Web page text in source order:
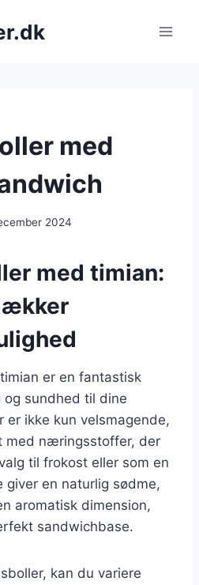
med
2024
med timian:
er en fantastisk
sundhed til dine
er ikke kun velsmagende,
med næringsstoffer, der
til frokost eller som en
giver en naturlig sødme,
aromatisk dimension,
sandwichbase.
kan du variere